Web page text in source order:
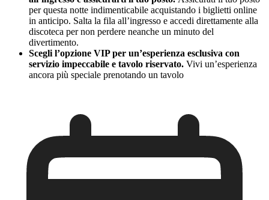
per questa notte indimenticabile acquistando i biglietti online
in anticipo. Salta la fila all’ingresso e accedi direttamente alla
discoteca per non perdere neanche un minuto del
divertimento.
Scegli l’opzione VIP per un’esperienza esclusiva con
servizio impeccabile e tavolo riservato. Vivi un’esperienza
ancora più speciale prenotando un tavolo